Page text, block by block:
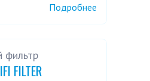
Подробнее
фильтр
FILTER